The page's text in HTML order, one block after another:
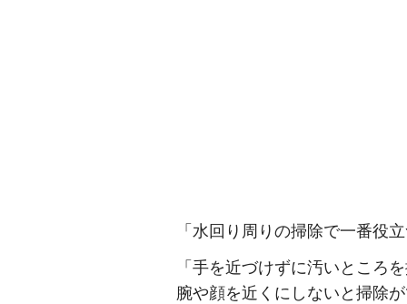
「水回り周りの掃除で一番役
「手を近づけずに汚いところ
腕や顔を近くにしないと掃除